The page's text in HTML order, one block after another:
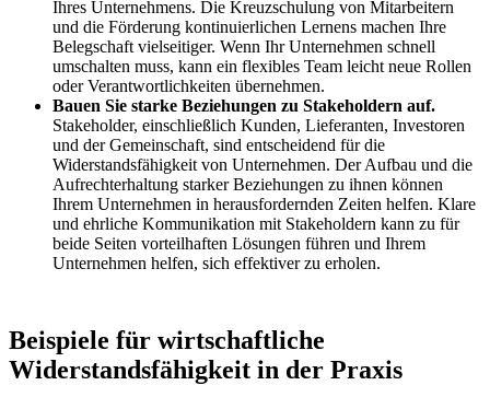
Ihres Unternehmens. Die Kreuzschulung von Mitarbeitern
und die Förderung kontinuierlichen Lernens machen Ihre
Belegschaft vielseitiger. Wenn Ihr Unternehmen schnell
umschalten muss, kann ein flexibles Team leicht neue Rollen
oder Verantwortlichkeiten übernehmen.
Bauen Sie starke Beziehungen zu Stakeholdern auf.
Stakeholder, einschließlich Kunden, Lieferanten, Investoren
und der Gemeinschaft, sind entscheidend für die
Widerstandsfähigkeit von Unternehmen. Der Aufbau und die
Aufrechterhaltung starker Beziehungen zu ihnen können
Ihrem Unternehmen in herausfordernden Zeiten helfen. Klare
und ehrliche Kommunikation mit Stakeholdern kann zu für
beide Seiten vorteilhaften Lösungen führen und Ihrem
Unternehmen helfen, sich effektiver zu erholen.
Beispiele für wirtschaftliche
Widerstandsfähigkeit in der Praxis